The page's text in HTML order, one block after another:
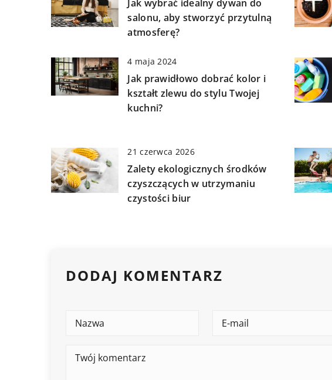
Jak wybrać idealny dywan do
salonu, aby stworzyć przytulną
atmosferę?
4 maja 2024
Jak prawidłowo dobrać kolor i
kształt zlewu do stylu Twojej
kuchni?
21 czerwca 2026
Zalety ekologicznych środków
czyszczących w utrzymaniu
czystości biur
DODAJ KOMENTARZ